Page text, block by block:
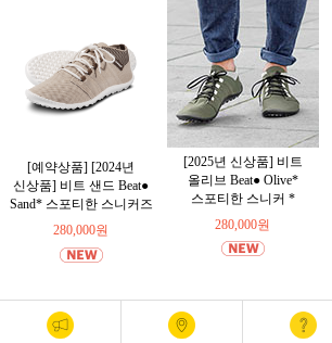
[예약상품] [2024년
신상품] 비트 샌드 Beat●
Sand* 스포티한 스니커즈
280,000원
[2025년 신상품] 비트
올리브 Beat● Olive*
스포티한 스니커 *
280,000원